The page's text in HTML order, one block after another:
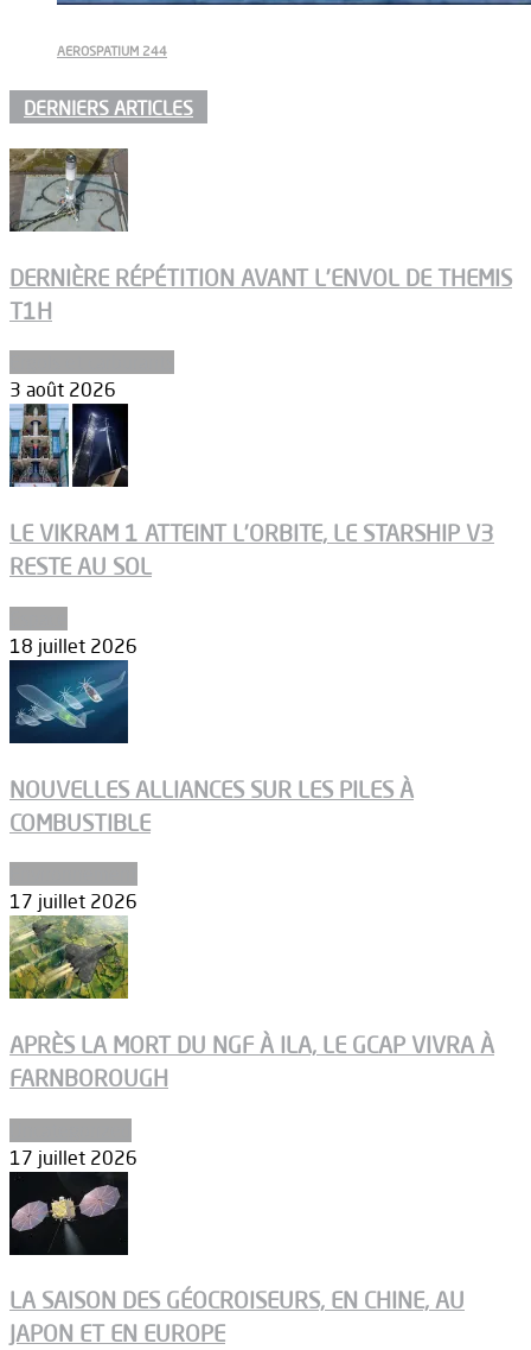
AEROSPATIUM 244
DERNIERS ARTICLES
DERNIÈRE RÉPÉTITION AVANT L’ENVOL DE THEMIS
T1H
3 août 2026
LE VIKRAM 1 ATTEINT L’ORBITE, LE STARSHIP V3
RESTE AU SOL
18 juillet 2026
NOUVELLES ALLIANCES SUR LES PILES À
COMBUSTIBLE
17 juillet 2026
APRÈS LA MORT DU NGF À ILA, LE GCAP VIVRA À
FARNBOROUGH
17 juillet 2026
LA SAISON DES GÉOCROISEURS, EN CHINE, AU
JAPON ET EN EUROPE